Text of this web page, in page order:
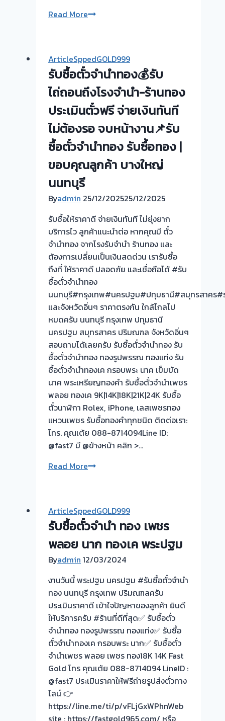
Read Moreรับ
ทอง
|
รับ
ซื้อ
ตั่ว
จำนำ
ทอง
ปากเกร็ด|
ไทรน้อย
ราคา
สูง
จ่าย
เงินสด
ทันที
ArticleSppedGOLD999
รับซื้อตั๋วจำนำทอง💰รับ
ไถ่ถอนถึงโรงจำนำ-ร้านทอง
ประเมินตั๋วฟรี จ่ายเงินทันที
ไม่ต้องรอ จบหน้างาน📌รับ
ซื้อตั๋วจำนำทอง รับซื้อทอง |
ขอบคุณลูกค้า บางใหญ่
นนทบุรี
Byadmin 25/12/202525/12/2025
รับซื้อให้ราคาดี จ่ายเงินทันที ไม่ยุ่งยาก
บริการไว ลูกค้าแนะนำต่อ หากคุณมี ตั๋ว
จำนำทอง จากโรงรับจำนำ ร้านทอง และ
ต้องการเปลี่ยนเป็นเงินสดด่วน เรารับซื้อ
ถึงที่ ให้ราคาดี ปลอดภัย และเชื่อถือได้ #รับ
ซื้อตั๋วจำนำทอง
นนทบุรี#กรุงเทพ#นครปฐม#ปทุมธานี#สมุทรสาคร#
และจังหวัดอิ่นๆ ราคาตรงกัน ใกล้ไกลไป
หมดครับ นนทบุรี กรุงเทพ ปทุมธานี
นครปฐม สมุทรสาคร ปริมณฑล จังหวัดอิ่นๆ
สอบถามได้เลยครับ รับซื้อตั๋วจำนำทอง รับ
ซื้อตั๋วจำนำทอง ทองรูปพรรณ ทองแท่ง รับ
ซื้อตั๋วจำนำทองเค กรอบพระ นาค เข็มขัด
นาค พระเหรียญทองคำ รับซื้อตั๋วจำนำเพชร
พลอย ทองเค 9K|14K|18K|21K|24K รับซื้อ
ตั๋วนาฬิกา Rolex, iPhone, เลสเพชรทอง
แหวนเพชร รับซื้อทองคำทุกชนิด ติดต่อเรา:
โทร. คุณเต้ย 088-8714094Line ID:
@fast7 มี @ข้างหน้า คลิก >…
Read Moreรับ
ทอง
💰
รับ
ถึง
โรง
จำนำ-
ร้าน
ทอง
ประเมิน
ตั๋ว
ฟรี
จ่าย
เงิน
ไม่
ต้อง
ArticleSppedGOLD999
รับซื้อตั๋วจำนำ ทอง เพชร
พลอย นาก ทองเค พระปฐม
Byadmin 12/03/2024
งานวันนี้ พระปฐม นครปฐม #รับซื้อตั๋วจำนำ
ทอง นนทบุรี กรุงเทพ ปริมณฑลครับ
ประเมินราคาดี เข้าใจปัญหาของลูกค้า ยินดี
ให้บริการครับ #ร้านที่ดีที่สุด✅ รับซื้อตั๋ว
จำนำทอง ทองรูปพรรณ ทองแท่ง✅ รับซื้อ
ตั๋วจำนำทองเค กรอบพระ นาก✅ รับซื้อตั๋ว
จำนำเพชร พลอย เพชร ทอง18K 14K Fast
Gold โทร คุณเต้ย 088-8714094 LineID :
@fast7 ประเมินราคาให้ฟรีถ่ายรูปส่งตั๋วทาง
ไลน์ 👉
https://line.me/ti/p/vFLjGxWPhnWeb
site : https://fastgold965.com/ หรือ